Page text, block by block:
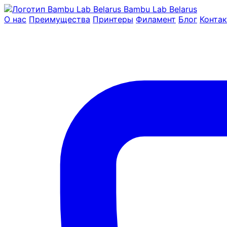
Bambu Lab Belarus
О нас Преимущества Принтеры Филамент Блог